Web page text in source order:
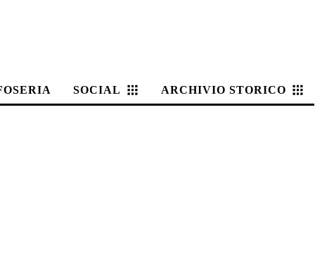
SOCIAL ARCHIVIO STORICO